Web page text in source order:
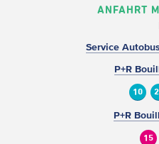
ANFAHRT
Service
P+R
10
P+R
15